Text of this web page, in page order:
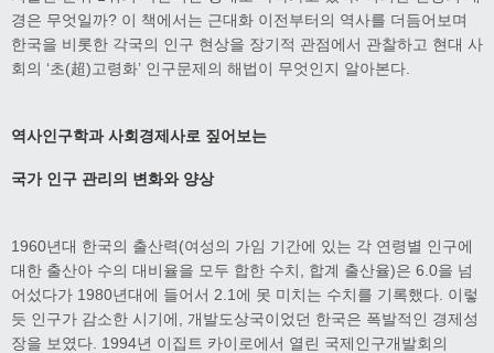
경은 무엇일까? 이 책에서는 근대화 이전부터의 역사를 더듬어보며
한국을 비롯한 각국의 인구 현상을 장기적 관점에서 관찰하고 현대 사
회의 ‘초(超)고령화’ 인구문제의 해법이 무엇인지 알아본다.
역사인구학과 사회경제사로 짚어보는
국가 인구 관리의 변화와 양상
1960년대 한국의 출산력(여성의 가임 기간에 있는 각 연령별 인구에
대한 출산아 수의 대비율을 모두 합한 수치, 합계 출산율)은 6.0을 넘
어섰다가 1980년대에 들어서 2.1에 못 미치는 수치를 기록했다. 이렇
듯 인구가 감소한 시기에, 개발도상국이었던 한국은 폭발적인 경제성
장을 보였다. 1994년 이집트 카이로에서 열린 국제인구개발회의